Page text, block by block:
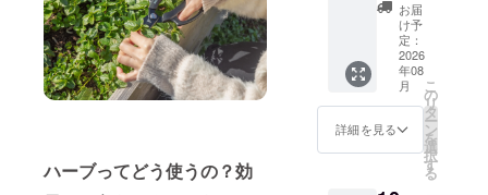
ハーブってどう使うの？効
包あた
り
2.5g〜
3g ・賞
味期
限：製
り６ヶ
月以内
間内に
実施 ・
場所：
熊本県
美里町
馬場
1484 ・
リター
す。
ゆっく
りと
ハーブ
の香り
を感じ
ながら
自然の
デザイ
ンの
BINKO
Pをお届
けしま
す。 香
りや色
合いを
楽しめ
お届
け予
定：
2026
年08
月
詳細を見る
こ
の
リ
タ
ー
ン
を
選
択
す
る